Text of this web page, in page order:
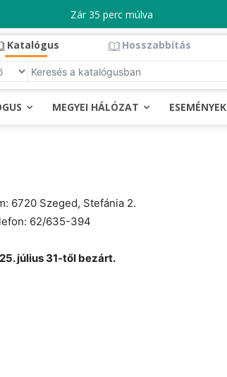
Zár 35 perc múlva
Katalógus Hosszabbítás
MEGYEI HÁLÓZAT ESEMÉNYEK
6720 Szeged, Stefánia 2.
62/635-394
július 31-től bezárt.